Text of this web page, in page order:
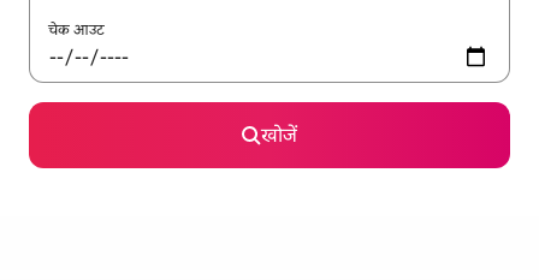
चेक आउट
खोजें